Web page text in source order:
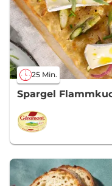
25 Min.
Spargel